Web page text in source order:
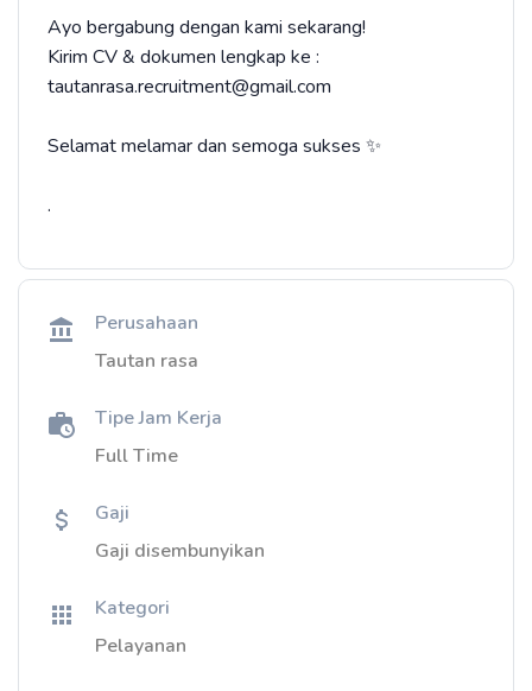
Ayo bergabung dengan kami sekarang!
Kirim CV & dokumen lengkap ke :
tautanrasa.recruitment@gmail.com
Selamat melamar dan semoga sukses ✨
.
Perusahaan
Tautan rasa
Tipe Jam Kerja
Full Time
Gaji
Gaji disembunyikan
Kategori
Pelayanan